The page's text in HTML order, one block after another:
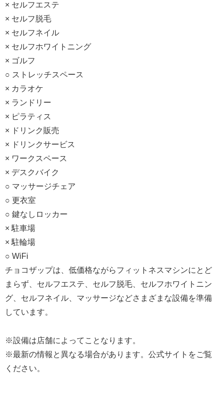
× セルフエステ
× セルフ脱毛
× セルフネイル
× セルフホワイトニング
× ゴルフ
○ ストレッチスペース
× カラオケ
× ランドリー
× ピラティス
× ドリンク販売
× ドリンクサービス
× ワークスペース
× デスクバイク
○ マッサージチェア
○ 更衣室
○ 鍵なしロッカー
× 駐車場
× 駐輪場
○ WiFi
チョコザップは、低価格ながらフィットネスマシンにとど
まらず、セルフエステ、セルフ脱毛、セルフホワイトニン
グ、セルフネイル、マッサージなどさまざまな設備を準備
しています。
※設備は店舗によってことなります。
※最新の情報と異なる場合があります。公式サイトをご覧
ください。